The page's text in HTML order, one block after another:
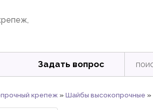
Задать вопрос
крепеж » Шайбы высокопрочные »